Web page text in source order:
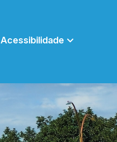
Acessibilidade